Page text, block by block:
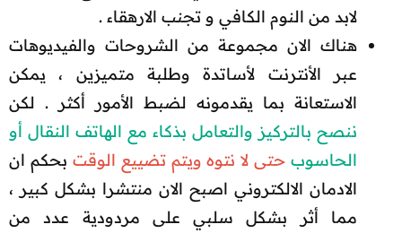
لابد من النوم الكافي و تجنب الارهقاء .​
هناك الان مجموعة من الشروحات والفيديوهات
عبر الأنترنت لأساتدة وطلبة متميزين ، يمكن
الاستعانة بما يقدمونه لضبط الأمور أكثر . لكن
ننصح بالتركيز والتعامل بذكاء مع الهاتف النقال أو
الحاسوب حتى لا نتوه ويتم تضييع الوقت بحكم ان
الادمان الالكتروني اصبح الان منتشرا بشكل كبير ،
مما أثر بشكل سلبي على مردودية عدد من